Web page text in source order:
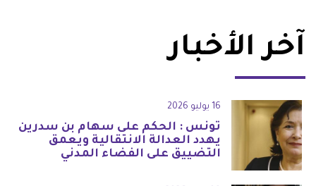
آخر الأخبار
16 يوليو 2026
تونس : الحكم على سهام بن سدرين
يهدد العدالة الانتقالية ويعمق
التضييق على الفضاء المدني